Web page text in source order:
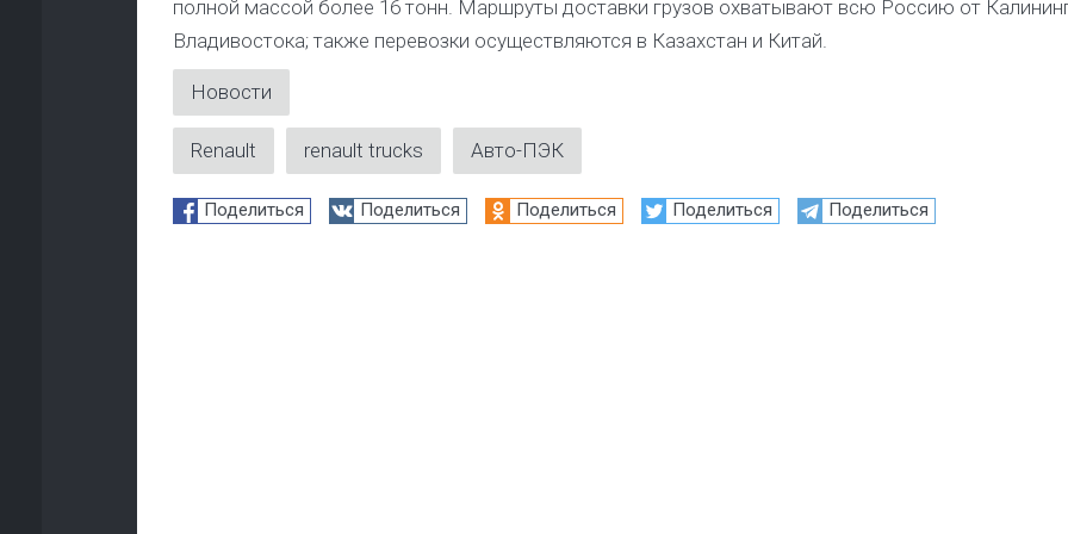
полной массой более 16 тонн. Маршруты доставки грузов охватывают всю Россию от
Владивостока; также перевозки осуществляются в Казахстан и Китай.
Новости
Renault renault trucks Авто-ПЭК
Поделиться Поделиться Поделиться Поделиться Поделиться